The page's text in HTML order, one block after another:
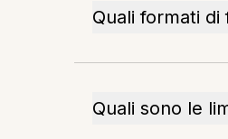
Quali formati
Quali sono le